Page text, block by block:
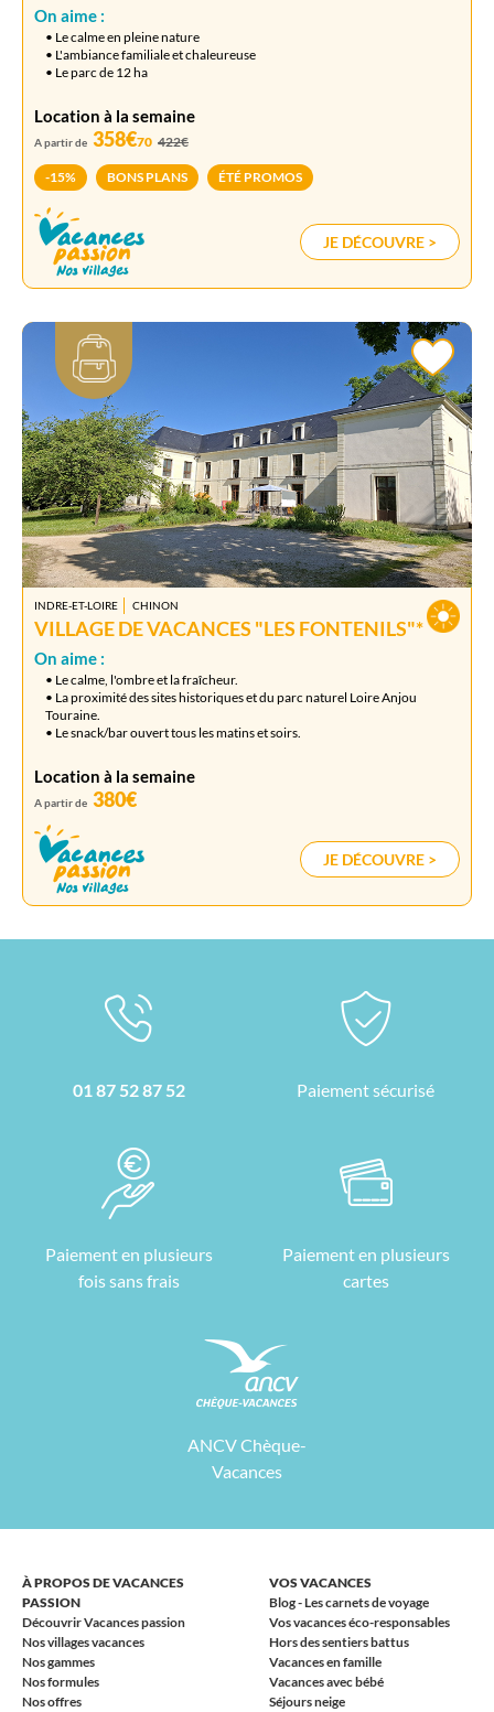
On aime :
• Le calme en pleine nature
• L'ambiance familiale et chaleureuse
• Le parc de 12 ha
Location à la semaine
A partir de 358€70 422€
-15% BONS PLANS ÉTÉ PROMOS
JE DÉCOUVRE >
INDRE-ET-LOIRE CHINON
VILLAGE DE VACANCES "LES FONTENILS"*
On aime :
• Le calme, l'ombre et la fraîcheur.
• La proximité des sites historiques et du parc naturel Loire Anjou
Touraine.
• Le snack/bar ouvert tous les matins et soirs.
Location à la semaine
A partir de 380€
JE DÉCOUVRE >
01 87 52 87 52 Paiement sécurisé
Paiement en plusieurs
fois sans frais
Paiement en plusieurs
cartes
ANCV Chèque-
Vacances
À PROPOS DE VACANCES
PASSION
Découvrir Vacances passion
Nos villages vacances
Nos gammes
Nos formules
Nos offres
VOS VACANCES
Blog - Les carnets de voyage
Vos vacances éco-responsables
Hors des sentiers battus
Vacances en famille
Vacances avec bébé
Séjours neige